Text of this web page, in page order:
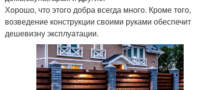
Хорошо, что этого добра всегда много. Кроме того,
возведение конструкции своими руками обеспечит
дешевизну эксплуатации.